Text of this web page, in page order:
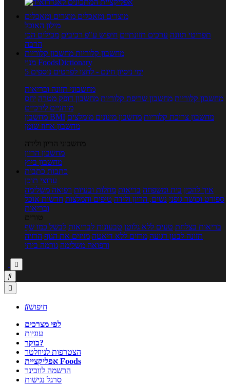
מוצרים ומאכלים מוצרים ומאכלים
מילון האוכל
תפריטי תזונה ערכים תזונתיים חיפוש ע"פ רכיבים מכילים הכי
הרבה
מחשבון קלוריות מחשבון קלוריות
מנוי FoodsDictionary
5 ימי ניסיון חינם - לחצו לפרטים נוספים
מחשבוני תזונה ובריאות
מחשבון קלוריות מחשבון שריפת קלוריות מחשבון דופק מטרה יחס
מותניים לירכיים
מחשבון BMI
מחשבון צריכת קלוריות מחשבון מינונים מומלצים
מחשבון אחוז שומן
מחשבוני הריון ולידה
מחשבון הריון
מחשבון ביוץ
כתבות כתבות
ערוצי תוכן
איך להכין בית ומשפחה בריאות מחלות ובעיות רפואה משלימה
ספורט וכושר גופני נשים, הריון ולידה טיפים והמלצות חדשות אוכל
ובריאות
טורים
בריאות בצלחת טעים ללא גלוטן טבעונות לבריאות לבשל כמו שף
תזונה לבטן רגועה מרזים ללא דיאטה מזיזים את הגוף הרזיה
ורפואה משלימה גורמה ביתי



חיפוש
לפי מצרכים
עוגיות
בוקר?
הצטרפות לניוזלטר
אפליקציית Foods
הרשמה לוובינר
סרגל נגישות